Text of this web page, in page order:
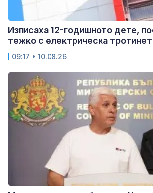
Изписаха 12-годишното дете,
тежко с електрическа
09:17 • 10.08.26